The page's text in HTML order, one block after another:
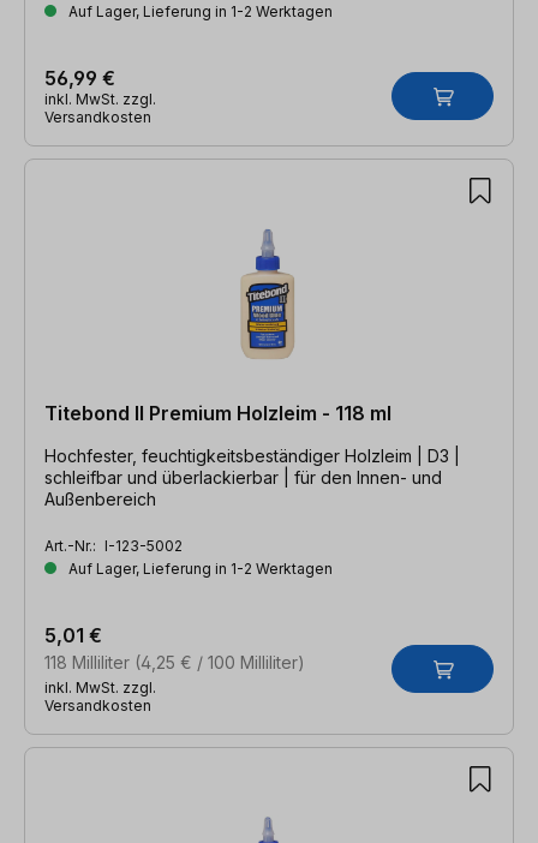
Auf Lager, Lieferung in 1-2 Werktagen
56,99 €
inkl. MwSt. zzgl.
Versandkosten
Titebond II Premium Holzleim - 118 ml
Hochfester, feuchtigkeitsbeständiger Holzleim | D3 |
schleifbar und überlackierbar | für den Innen- und
Außenbereich
Art.-Nr.: I-123-5002
Auf Lager, Lieferung in 1-2 Werktagen
118 Milliliter (4,25 € / 100 Milliliter)
5,01 €
inkl. MwSt. zzgl.
Versandkosten